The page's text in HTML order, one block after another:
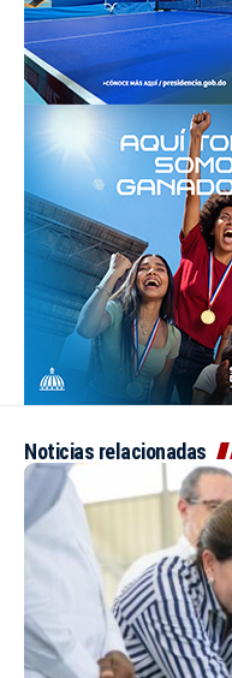
Noticias relacionadas